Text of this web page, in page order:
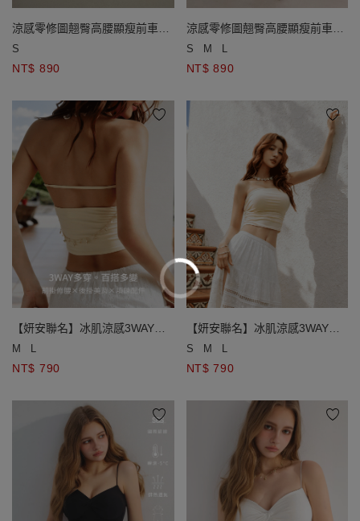
涼感零修圖翹臀高腰顯瘦前車線
牛仔長裙
S
NT$ 890
涼感零修圖翹臀高腰顯瘦前車線
牛仔長裙
S M L
NT$ 890
【妍安聯名】冰肌涼感3WAY金
屬星星掛鍊平口BRA TOP
M L
NT$ 790
【妍安聯名】冰肌涼感3WAY金
屬星星掛鍊平口BRA TOP
S M L
NT$ 790